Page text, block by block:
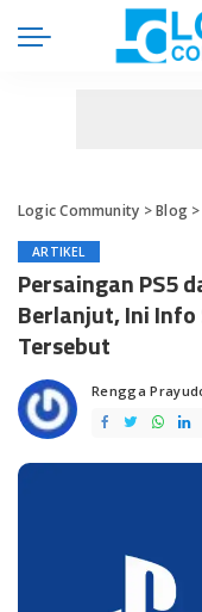
Logic Community >Blog>
ARTIKEL
Persaingan PS5
Berlanjut, Ini Info
Tersebut
Posted
by
Rengga